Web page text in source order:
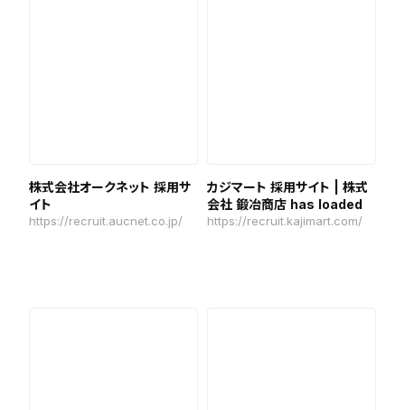
株式会社オークネット 採用サ
イト
https://recruit.aucnet.co.jp/
カジマート 採用サイト | 株式
会社 鍛冶商店 has loaded
https://recruit.kajimart.com/